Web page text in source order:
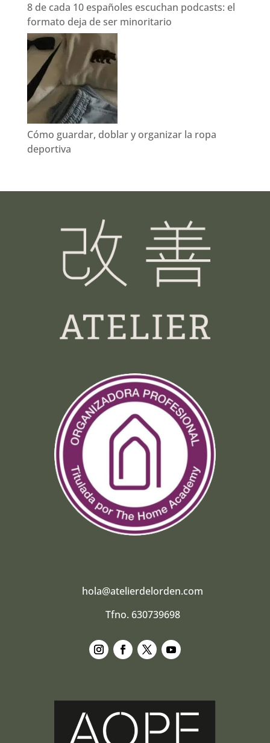
8 de cada 10 españoles escuchan podcasts: el
formato deja de ser minoritario
Cómo guardar, doblar y organizar la ropa
deportiva
hola@atelierdelorden.com
Tfno. 630739698